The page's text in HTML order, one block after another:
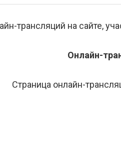
трансляций на сайте,
Онлайн-
Страница онлайн-